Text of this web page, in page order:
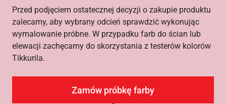
Przed podjęciem ostatecznej decyzji o zakupie produktu
zalecamy, aby wybrany odcień sprawdzić wykonując
wymalowanie próbne. W przypadku farb do ścian lub
elewacji zachęcamy do skorzystania z testerów kolorów
Tikkurila.
Zamów próbkę farby